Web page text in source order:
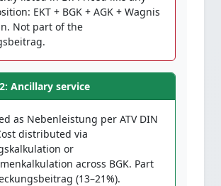
EKT + BGK + AGK + Wagnis
Not part of the
Ancillary service
as Nebenleistung per ATV DIN
distributed via
or
across BGK. Part
(13–21%).